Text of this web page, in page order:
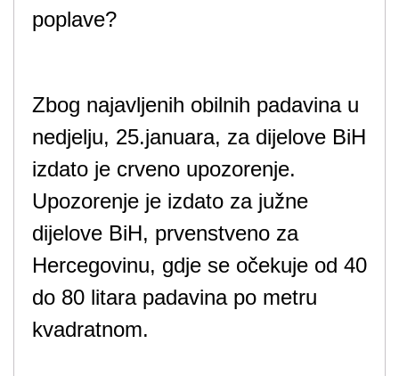
Zbog najavljenih obilnih padavina u
nedjelju, 25.januara, za dijelove BiH
izdato je crveno upozorenje.
Upozorenje je izdato za južne
dijelove BiH, prvenstveno za
Hercegovinu, gdje se očekuje od 40
do 80 litara padavina po metru
kvadratnom.